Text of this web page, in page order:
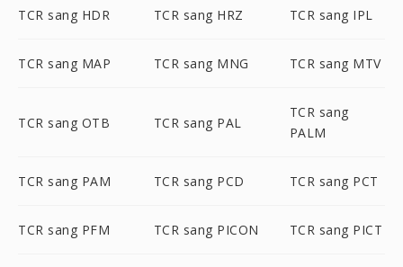
TCR sang HDR TCR sang HRZ TCR sang IPL
TCR sang MAP TCR sang MNG TCR sang MTV
TCR sang OTB TCR sang PAL
TCR sang
PALM
TCR sang PAM TCR sang PCD TCR sang PCT
TCR sang PFM TCR sang PICON TCR sang PICT